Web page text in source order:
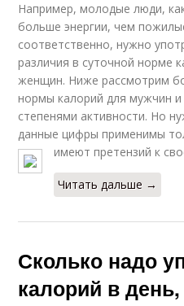
Например, молодые люди,
больше энергии, чем
соответственно, нужно
различия в суточной норме
женщин. Ниже рассмотрим
нормы калорий для мужчин
степенями активности. Но
данные цифры применимы
имеют претензий к
Читать дальше →
Сколько надо
калорий в